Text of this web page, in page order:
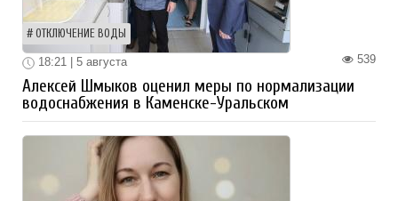
ОТКЛЮЧЕНИЕ ВОДЫ
539
18:21 | 5 августа
Алексей Шмыков оценил меры по нормализации
водоснабжения в Каменске-Уральском